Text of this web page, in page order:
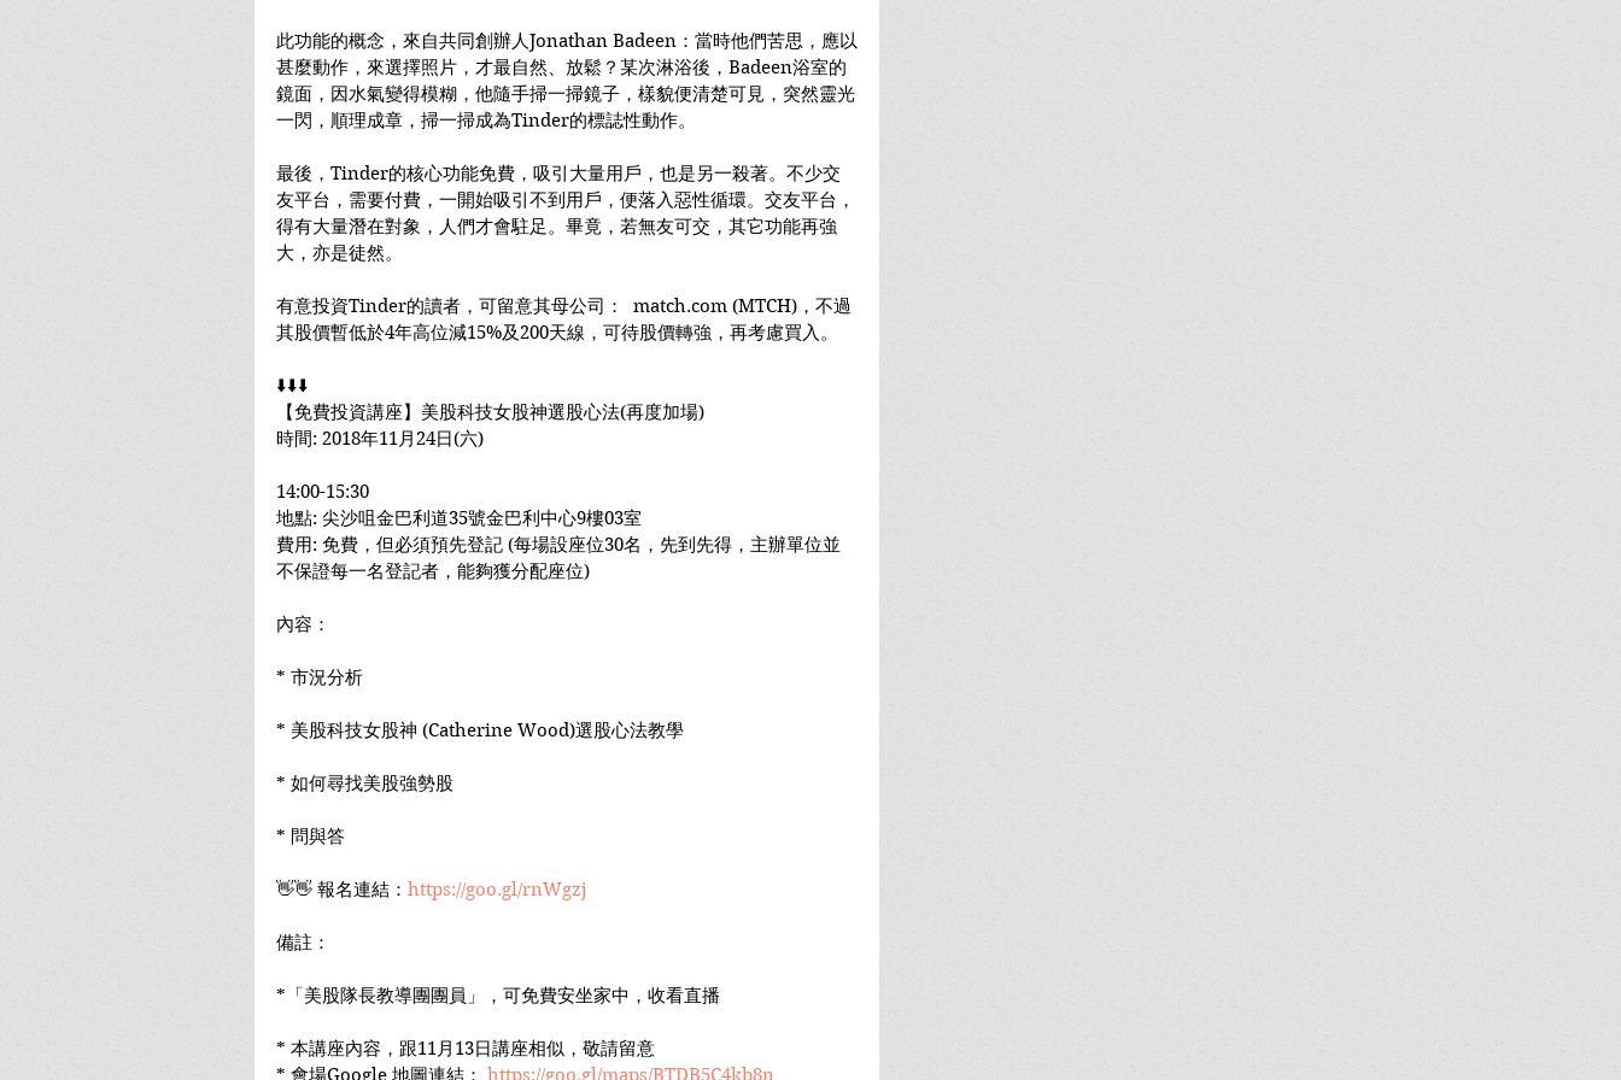
此功能的概念，來自共同創辦人Jonathan Badeen：當時他們苦思，應以
甚麼動作，來選擇照片，才最自然、放鬆？某次淋浴後，Badeen浴室的
鏡面，因水氣變得模糊，他隨手掃一掃鏡子，樣貌便清楚可見，突然靈光
一閃，順理成章，掃一掃成為Tinder的標誌性動作。
最後，Tinder的核心功能免費，吸引大量用戶，也是另一殺著。不少交
友平台，需要付費，一開始吸引不到用戶，便落入惡性循環。交友平台，
得有大量潛在對象，人們才會駐足。畢竟，若無友可交，其它功能再強
大，亦是徒然。
有意投資Tinder的讀者，可留意其母公司：  match.com (MTCH)，不過
其股價暫低於4年高位減15%及200天線，可待股價轉強，再考慮買入。
⬇️⬇️⬇️
【免費投資講座】美股科技女股神選股心法(再度加場)
時間: 2018年11月24日(六)
14:00-15:30
地點: 尖沙咀金巴利道35號金巴利中心9樓03室
費用: 免費，但必須預先登記 (每場設座位30名，先到先得，主辦單位並
不保證每一名登記者，能夠獲分配座位)
內容：
* 市況分析
* 美股科技女股神 (Catherine Wood)選股心法教學
* 如何尋找美股強勢股
* 問與答
👋👋 報名連結： https://goo.gl/rnWgzj
備註：
*「美股隊長教導團團員」，可免費安坐家中，收看直播
* 本講座內容，跟11月13日講座相似，敬請留意
* 會場Google 地圖連結： https://goo.gl/maps/BTDB5C4kb8n